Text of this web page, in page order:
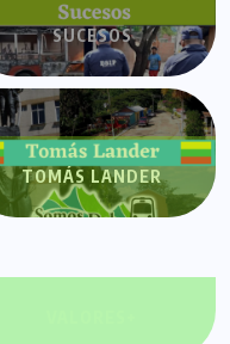
SUCESOS
TOMÁS LANDER